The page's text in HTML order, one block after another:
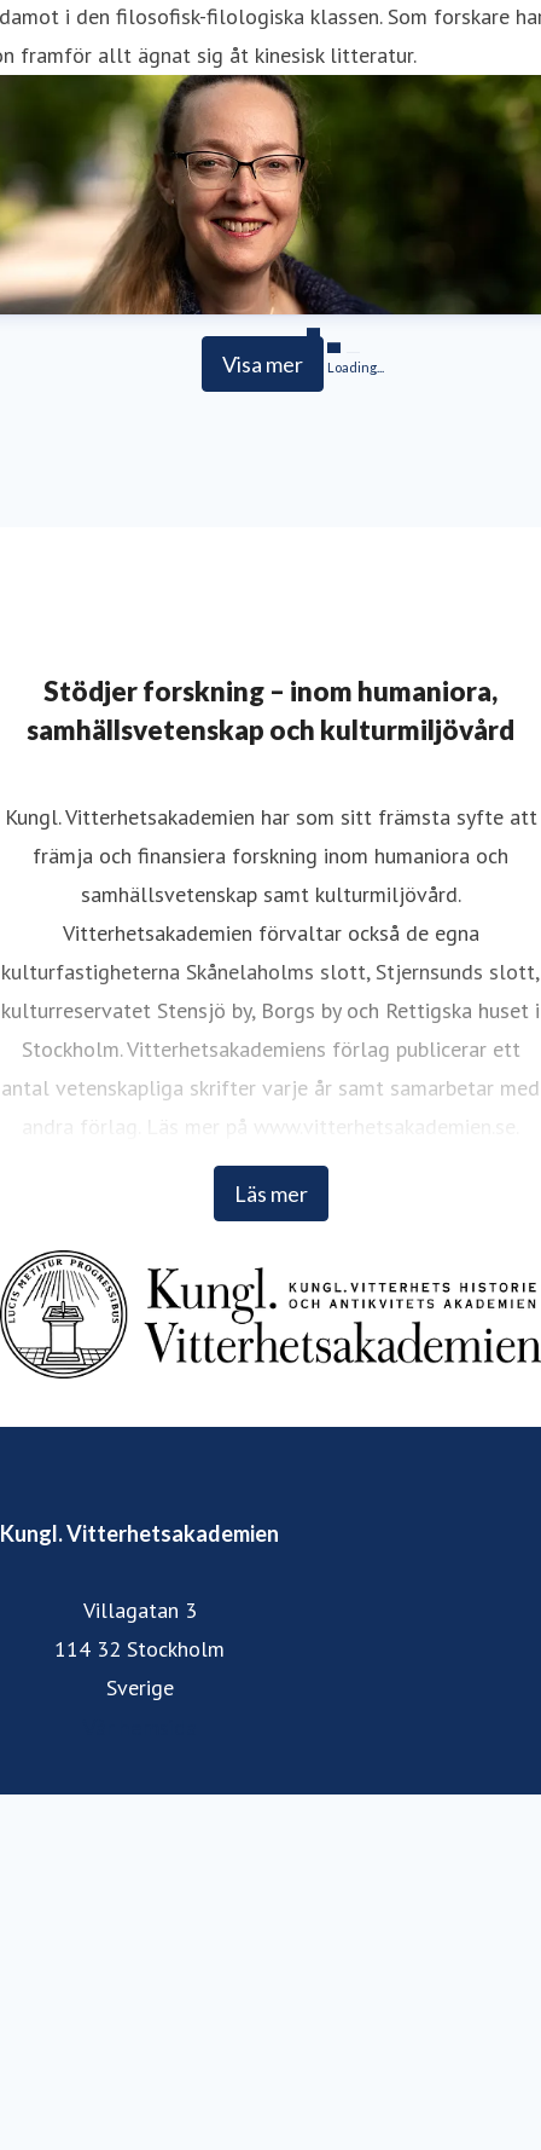
i den filosofisk-filologiska klassen. Som forskare
framför allt ägnat sig åt kinesisk litteratur.
Visa mer Loading...
Stödjer forskning – inom humaniora,
samhällsvetenskap och kulturmiljövård
Läs mer
Kungl. Vitterhetsakademien har som sitt främsta syfte att
främja och finansiera forskning inom humaniora och
samhällsvetenskap samt kulturmiljövård.
Vitterhetsakademien förvaltar också de egna
kulturfastigheterna Skånelaholms slott, Stjernsunds slott,
kulturreservatet Stensjö by, Borgs by och Rettigska huset i
Stockholm. Vitterhetsakademiens förlag publicerar ett
antal vetenskapliga skrifter varje år samt samarbetar med
andra förlag. Läs mer på www.vitterhetsakademien.se.
Kungl. Vitterhetsakademien
Villagatan 3
114 32 Stockholm
Sverige